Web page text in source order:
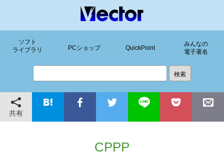
ソフト
ライブラリ
PCショップ QuickPoint
みんなの
電子署名
共有
CPPP